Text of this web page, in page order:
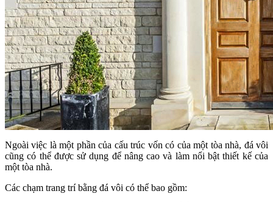
Ngoài việc là một phần của cấu trúc vốn có của một tòa nhà, đá vôi
cũng có thể được sử dụng để nâng cao và làm nổi bật thiết kế của
một tòa nhà.
Các chạm trang trí bằng đá vôi có thể bao gồm: